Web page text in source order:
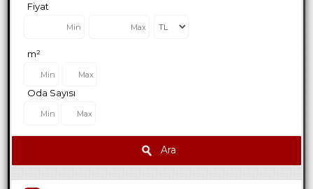
Fiyat
m²
Oda Sayısı
Ara